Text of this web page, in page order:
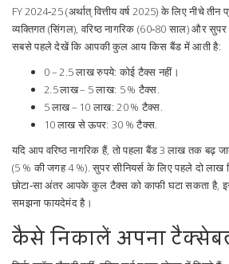
FY 2024‑25 (अर्थात् वित्तीय वर्ष 2025) के लिए नीचे
व्यक्तिगत (सिंगल), वरिष्ठ नागरिक (60‑80 साल) और
सबसे पहले देखें कि आपकी कुल आय किस बैंड में आती है:
0 – 2.5 लाख रुपये: कोई टैक्स नहीं।
2.5 लाख – 5 लाख: 5 % टैक्स.
5 लाख – 10 लाख: 20 % टैक्स.
10 लाख से ऊपर: 30 % टैक्स.
यदि आप वरिष्ठ नागरिक हैं, तो पहला बैंड 3 लाख तक बढ़
(5 % की जगह 4 %). सुपर सीनियर्स के लिए पहले दो लाख
छोटा‑सा अंतर आपके कुल टैक्स को काफी घटा सकता है,
समझना फायदेमंद है।
कैसे निकालें अपना